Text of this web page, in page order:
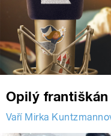
Opilý
Vaří Mirka